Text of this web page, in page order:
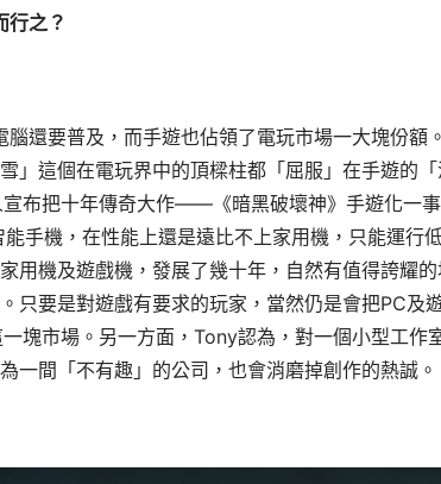
行之？
腦還要普及，而手遊也佔領了電玩市場一大塊份額
」這個在電玩界中的頂樑柱都「屈服」在手遊的
布把十年傳奇大作——《暗黑破壞神》手遊化一
手機，在性能上還是遠比不上家用機，只能運行
用機及遊戲機，發展了幾十年，自然有值得誇耀
只要是對遊戲有要求的玩家，當然仍是會把PC及
塊市場。另一方面，Tony認為，對一個小型工作
一間「不有趣」的公司，也會消磨掉創作的熱誠。